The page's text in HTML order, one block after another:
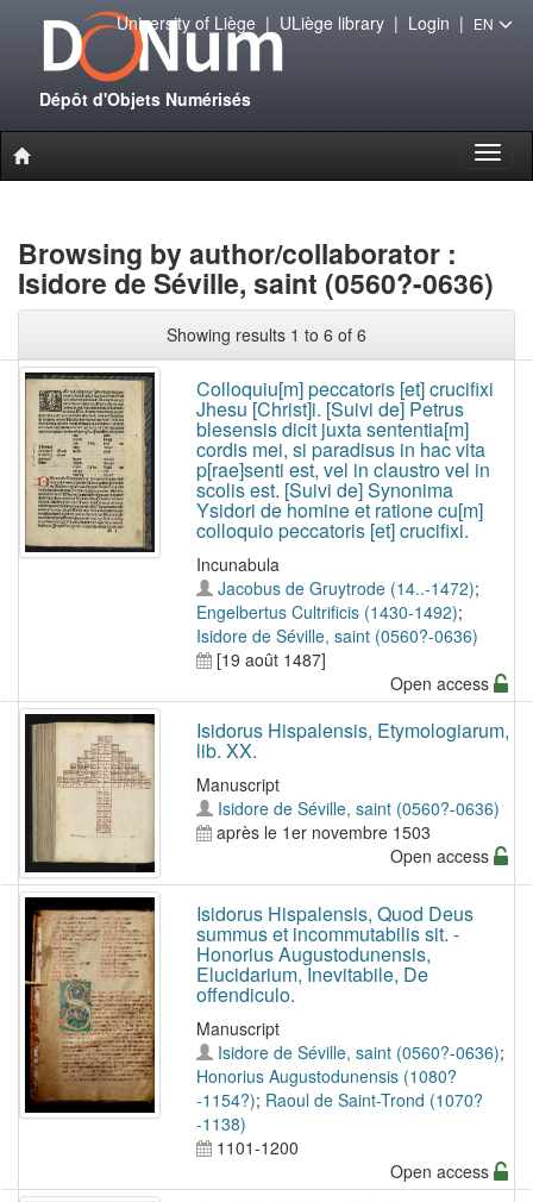
Dépôt d'Objets Numérisés
University of Liège| ULiège library| Login | EN
Browsing by author/collaborator :
Isidore de Séville, saint (0560?-0636)
Showing results 1 to 6 of 6
Colloquiu[m] peccatoris [et] crucifixi
Jhesu [Christ]i. [Suivi de] Petrus
blesensis dicit juxta sententia[m]
cordis mei, si paradisus in hac vita
p[rae]senti est, vel in claustro vel in
scolis est. [Suivi de] Synonima
Ysidori de homine et ratione cu[m]
colloquio peccatoris [et] crucifixi.
Incunabula
Jacobus de Gruytrode (14..-1472);
Engelbertus Cultrificis (1430-1492);
Isidore de Séville, saint (0560?-0636)
[19 août 1487]
Open access
Isidorus Hispalensis, Etymologiarum,
lib. XX.
Manuscript
Isidore de Séville, saint (0560?-0636)
après le 1er novembre 1503
Open access
Isidorus Hispalensis, Quod Deus
summus et incommutabilis sit. -
Honorius Augustodunensis,
Elucidarium, Inevitabile, De
offendiculo.
Manuscript
Isidore de Séville, saint (0560?-0636);
Honorius Augustodunensis (1080?
-1154?); Raoul de Saint-Trond (1070?
-1138)
1101-1200
Open access